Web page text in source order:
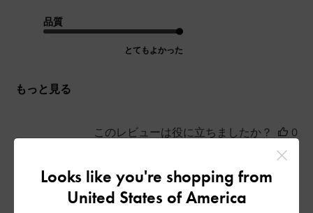
品質
とてもよかった
もっと見る
このレビューは役に立ちましたか？
0
ご利用者様 2024-07-25
Looks like you're shopping from
United States of America